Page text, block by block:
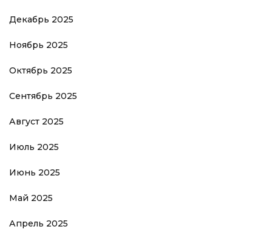
Декабрь 2025
Ноябрь 2025
Октябрь 2025
Сентябрь 2025
Август 2025
Июль 2025
Июнь 2025
Май 2025
Апрель 2025